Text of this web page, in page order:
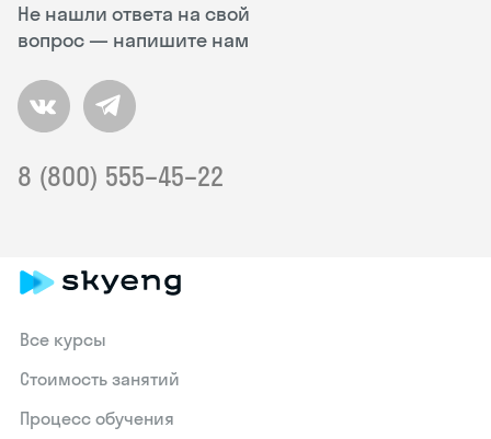
Не нашли ответа на свой
вопрос — напишите нам
8 (800) 555–45–22
Все курсы
Стоимость занятий
Процесс обучения